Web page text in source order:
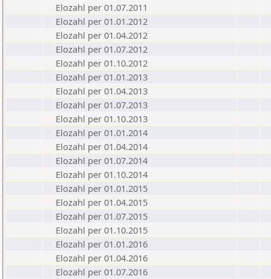
Elozahl per 01.07.2011
Elozahl per 01.01.2012
Elozahl per 01.04.2012
Elozahl per 01.07.2012
Elozahl per 01.10.2012
Elozahl per 01.01.2013
Elozahl per 01.04.2013
Elozahl per 01.07.2013
Elozahl per 01.10.2013
Elozahl per 01.01.2014
Elozahl per 01.04.2014
Elozahl per 01.07.2014
Elozahl per 01.10.2014
Elozahl per 01.01.2015
Elozahl per 01.04.2015
Elozahl per 01.07.2015
Elozahl per 01.10.2015
Elozahl per 01.01.2016
Elozahl per 01.04.2016
Elozahl per 01.07.2016